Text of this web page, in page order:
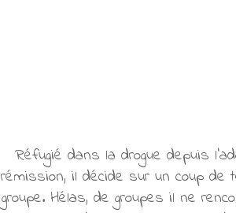
Réfugié dans la drogue depuis
rémission, il décide sur un coup de
groupe. Hélas, de groupes il ne